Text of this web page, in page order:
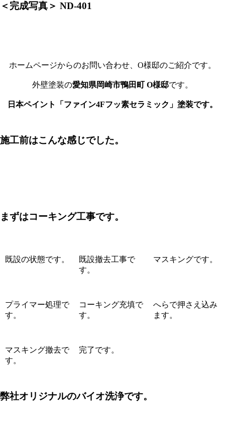
＜完成写真＞ ND-401
ホームページからのお問い合わせ、O様邸のご紹介です。
外壁塗装の愛知県岡崎市鴨田町 O様邸です。
日本ペイント「ファイン4Fフッ素セラミック」塗装です。
施工前はこんな感じでした。
まずはコーキング工事です。
既設の状態です。
既設撤去工事で
す。
マスキングです。
プライマー処理で
す。
コーキング充填で
す。
へらで押さえ込み
ます。
マスキング撤去で
す。
完了です。
弊社オリジナルのバイオ洗浄です。